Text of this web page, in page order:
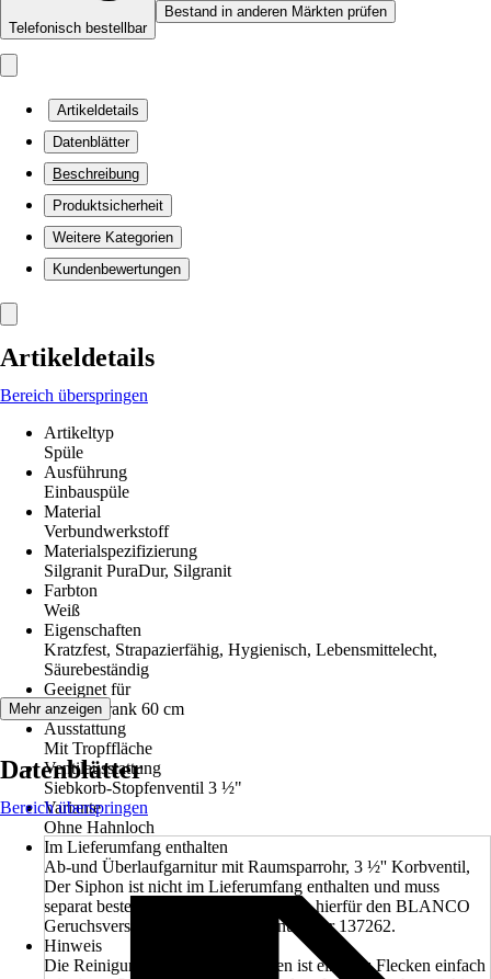
Telefonisch bestellbar
Bestand in anderen Märkten prüfen
Artikeldetails
Datenblätter
Beschreibung
Produktsicherheit
Weitere Kategorien
Kundenbewertungen
Artikeldetails
Bereich überspringen
Artikeltyp
Spüle
Ausführung
Einbauspüle
Material
Verbundwerkstoff
Materialspezifizierung
Silgranit PuraDur, Silgranit
Farbton
Weiß
Eigenschaften
Kratzfest, Strapazierfähig, Hygienisch, Lebensmittelecht,
Säurebeständig
Geeignet für
Unterschrank 60 cm
Ausstattung
Mit Tropffläche
Ventilausstattung
Siebkorb-Stopfenventil 3 ½"
Variante
Ohne Hahnloch
Im Lieferumfang enthalten
Ab-und Überlaufgarnitur mit Raumsparrohr, 3 ½'' Korbventil,
Der Siphon ist nicht im Lieferumfang enthalten und muss
separat bestellt werden. Wir empfehlen hierfür den BLANCO
Geruchsverschluss mit der Artikelnummer 137262.
Hinweis
Die Reinigung von Silgranit-Spülen ist einfach: Flecken einfach
Mehr anzeigen
Datenblätter
Bereich überspringen